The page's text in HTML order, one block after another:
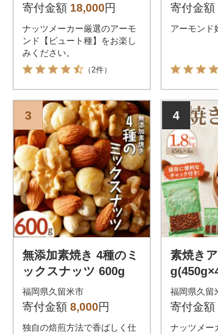
寄付金額 18,000円
ナッツメーカー厳選のアーモ
ンド【ビュート種】をお楽し
みください。
（2件）
寄付金額
アーモンド
3
無添加素焼き 4種のミ
ックスナッツ 600g
福岡県久留米市
寄付金額 8,000円
独自の焙煎方法で香ばしく仕
4
素焼き
福岡県久留
寄付金額
ナッツメー